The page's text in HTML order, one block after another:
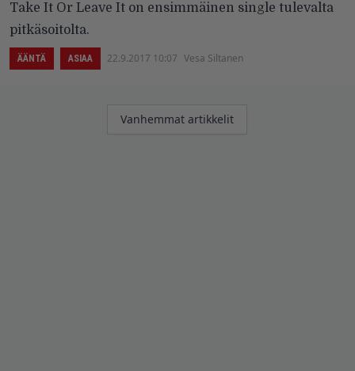
Take It Or Leave It on ensimmäinen single tulevalta
pitkäsoitolta.
ÄÄNTÄ ASIAA 22.9.2017 10:07 Vesa Siltanen
Artikkelien
Vanhemmat artikkelit